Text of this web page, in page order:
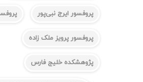
پروفسور ایرج نبی‌پور
پروفسور پرویز ملک زاده
پژوهشکده خلیج فارس